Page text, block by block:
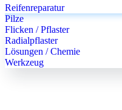
Reifenreparatur
Pilze
Flicken / Pflaster
Radialpflaster
Lösungen / Chemie
Werkzeug